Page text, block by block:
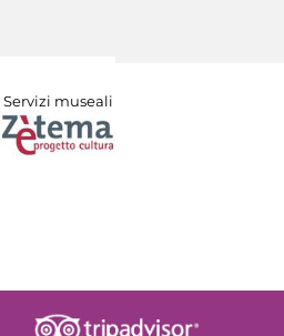
Servizi museali